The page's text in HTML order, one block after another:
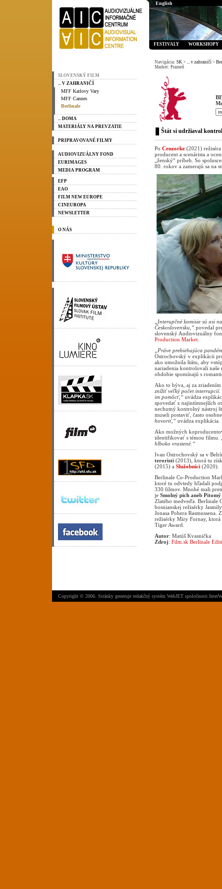
SLOVENSKÝ FILM
... V ZAHRANIČÍ
MFF Karlovy Vary
MFF Cannes
Berlinale
... DOMA
MATERIÁLY NA PREVZATIE
PRIPRAVOVANÉ FILMY
AUDIOVIZUÁLNY FOND
EURIMAGES
MEDIA PROGRAM
EFP
EAO
FILM NEW EUROPE
CINEUROPA
NEWSLETTER
O NÁS
English
FESTIVALY WORKSHOPY
Navigácia: SK > ... v zahraničí >
Market: Prameň
Štát si udržiaval
Po Cenzorke (2021)
producent a scenárista a
„ženský“ príbeh. So
80. rokov a zamerajú sa na
„Interupčné komisie sú asi
Československu,“ povedal
slovenský Audiovizuálny
Production Market
„Práve prebiehajúca
Ostrochovský v explikácii
ako umožnila štátu, aby
nariadenia kontrolovali
obdobie spomínajú s
Ako to býva, aj za
znížiť veľký počet
im pomôcť,“ uvádza
spovedať z najintímnejších
nechutný kontrolný nástroj
museli postaviť, často
hovoriť,“ uvádza explikácia.
Ako možných
identifikovať s témou filmu.
hlboko vrastené.“
Ivan Ostrochovský sa v
teroristi (2013), ktorá tu
(2015) a Služobníci (2020).
Berlinale Co-Production
ktoré tu odvtedy hľadali
330 filmov. Mnohé mali
je Smolný pich aneb
Zlatého medveďa. Berlinale
bosnianskej režisérky
Jonasa Pohera
režisérky Miry Fornay,
Tiger Award.
Autor: Matúš Kvasnička
Zdroj: Film.sk Berlinale
Copyright © 2006. Stránky generuje redakčný systém WebJET spoločnosti